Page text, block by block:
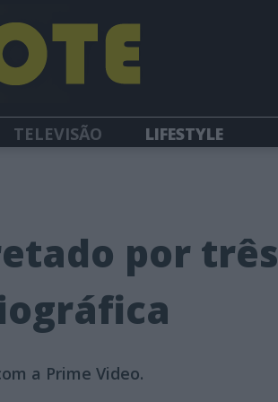
TELEVISÃO
LIFESTYLE
por três
a Prime Video.